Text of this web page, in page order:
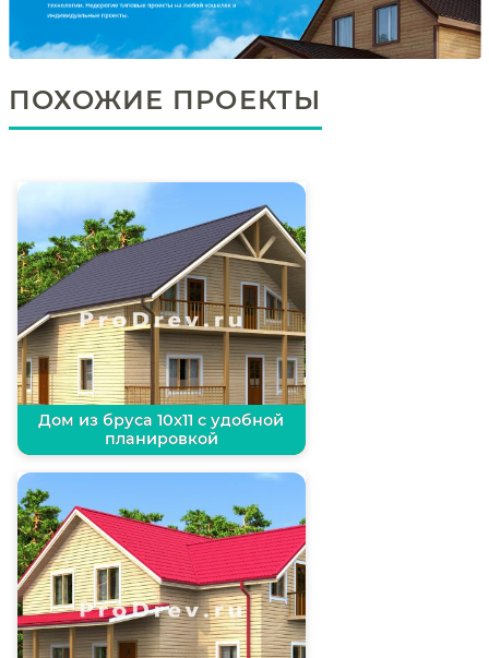
ПОХОЖИЕ ПРОЕКТЫ
Дом из бруса 10х11 с удобной
планировкой